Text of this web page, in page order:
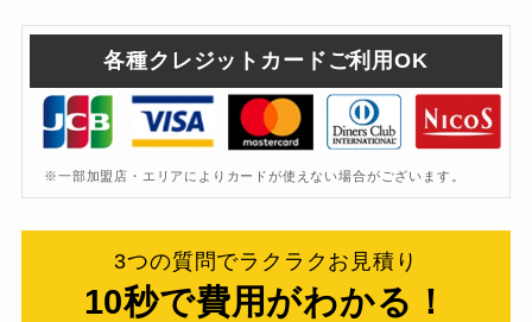
各種クレジットカードご利用OK
※一部加盟店・エリアによりカードが使えない場合がございます。
3つの質問でラクラクお見積り
10秒で費用がわかる！